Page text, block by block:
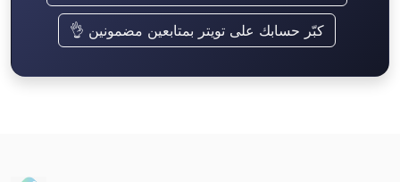
👌 كبّر حسابك على تويتر بمتابعين مضمونين